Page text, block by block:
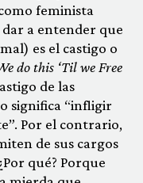
feminista
a entender que
es el castigo o
do this ‘Til we Free
de las
significa “infligir
Por el contrario,
de sus cargos
qué? Porque